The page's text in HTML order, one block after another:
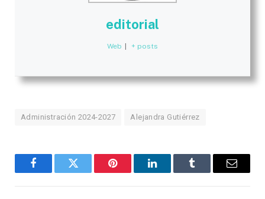
editorial
Web + posts
Administración 2024-2027 Alejandra Gutiérrez
FacebookTwitter Pinterest LinkedInTumblr Email